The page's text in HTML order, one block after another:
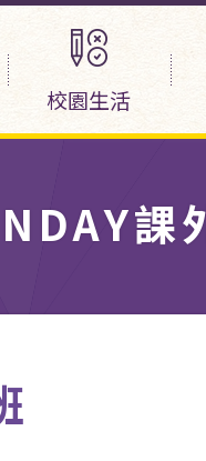
校園生活
課